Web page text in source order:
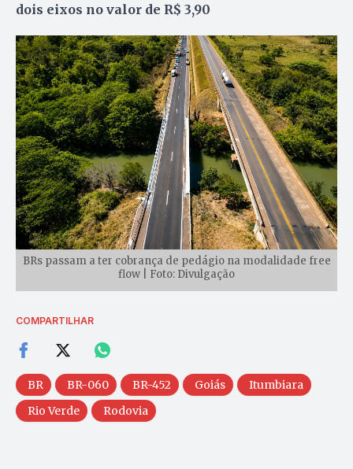
dois eixos no valor de R$ 3,90
BRs passam a ter cobrança de pedágio na modalidade free
flow | Foto: Divulgação
COMPARTILHAR
BR BR-060 BR-452 Goiás
Itumbiara
Rio Verde
Rodovia